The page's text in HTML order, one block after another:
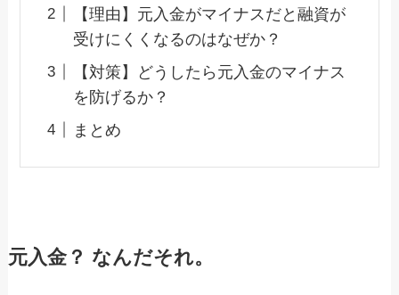
【理由】元入金がマイナスだと融資が
受けにくくなるのはなぜか？
【対策】どうしたら元入金のマイナス
を防げるか？
まとめ
元入金？ なんだそれ。